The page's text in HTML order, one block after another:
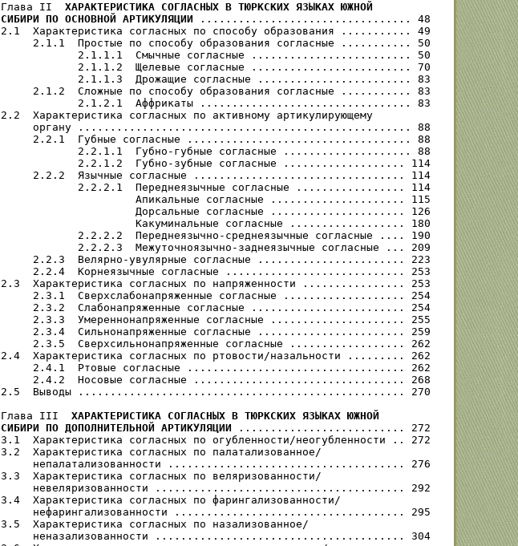
Глава II ХАРАКТЕРИСТИКА СОГЛАСНЫХ В ТЮРКСКИХ ЯЗЫКАХ ЮЖНОЙ
СИБИРИ ПО ОСНОВНОЙ АРТИКУЛЯЦИИ ................................. 48
2.1  Характеристика согласных по способу образования ........... 49
     2.1.1  Простые по способу образования согласные ........... 50
            2.1.1.1  Смычные согласные ......................... 50
            2.1.1.2  Щелевые согласные ......................... 70
            2.1.1.3  Дрожащие согласные ........................ 83
     2.1.2  Сложные по способу образования согласные ........... 83
            2.1.2.1  Аффрикаты ................................. 83
2.2  Характеристика согласных по активному артикулирующему
     органу .................................................... 88
     2.2.1  Губные согласные ................................... 88
            2.2.1.1  Губно-губные согласные .................... 88
            2.2.1.2  Губно-зубные согласные ................... 114
     2.2.2  Язычные согласные ................................. 114
            2.2.2.1  Переднеязычные согласные ................. 114
                     Апикальные согласные ..................... 115
                     Дорсальные согласные ..................... 126
                     Какуминальные согласные .................. 180
            2.2.2.2  Переднеязычно-среднеязычные согласные .... 190
            2.2.2.3  Межуточноязычно-заднеязычные согласные ... 209
     2.2.3  Велярно-увулярные согласные ....................... 223
     2.2.4  Корнеязычные согласные ............................ 253
2.3  Характеристика согласных по напряженности ................ 253
     2.3.1  Сверхслабонапряженные согласные ................... 254
     2.3.2  Слабонапряженные согласные ........................ 254
     2.3.3  Умереннонапряженные согласные ..................... 255
     2.3.4  Сильнонапряженные согласные ....................... 259
     2.3.5  Сверхсильнонапряженные согласные .................. 262
2.4  Характеристика согласных по ртовости/назальности ......... 262
     2.4.1  Ртовые согласные .................................. 262
     2.4.2  Носовые согласные ................................. 268
2.5  Выводы ................................................... 270
Глава III ХАРАКТЕРИСТИКА СОГЛАСНЫХ В ТЮРКСКИХ ЯЗЫКАХ ЮЖНОЙ
СИБИРИ ПО ДОПОЛНИТЕЛЬНОЙ АРТИКУЛЯЦИИ .......................... 272
3.1  Характеристика согласных по огубленности/неогубленности .. 272
3.2  Характеристика согласных по палатализованное/
     непалатализованности ..................................... 276
3.3  Характеристика согласных по веляризованности/
     невеляризованности ....................................... 292
3.4  Характеристика согласных по фарингализованности/
     нефарингализованности .................................... 295
3.5  Характеристика согласных по назализованное/
     неназализованности ....................................... 304